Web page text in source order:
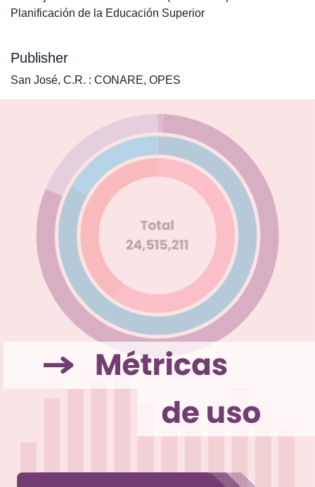
Planificación de la Educación Superior
Publisher
San José, C.R. : CONARE, OPES